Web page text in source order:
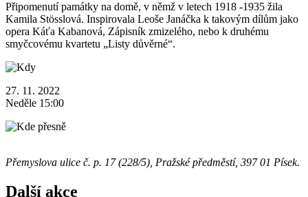
Připomenutí památky na domě, v němž v letech 1918 -1935 žila
Kamila Stösslová. Inspirovala Leoše Janáčka k takovým dílům jako
opera Káťa Kabanová, Zápisník zmizelého, nebo k druhému
smyčcovému kvartetu „Listy důvěrné“.
27. 11. 2022
Neděle 15:00
Přemyslova ulice č. p. 17 (228/5), Pražské předměstí, 397 01 Písek.
Další akce